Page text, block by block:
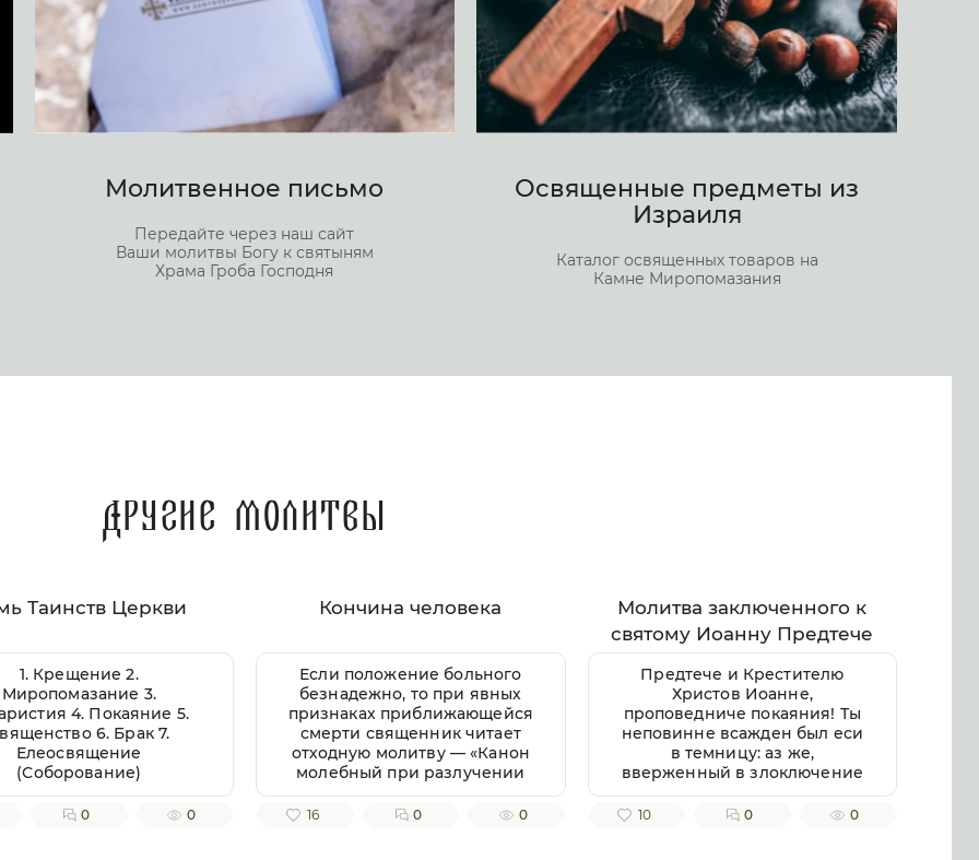
Молитвенное письмо
Передайте через наш сайт
Ваши молитвы Богу к святыням
Храма Гроба Господня
Освященные предметы из
Израиля
Каталог освященных товаров на
Камне Миропомазания
Другие молитвы
Таинств Церкви
1. Крещение 2.
Миропомазание 3.
4. Покаяние 5.
6. Брак 7.
Елеосвящение
(Соборование)
0 0
Кончина человека
Если положение больного
безнадежно, то при явных
признаках приближающейся
смерти священник читает
отходную молитву — «Канон
молебный при разлучении
души от тела» или более
полно он называется «Канон
16 0 0
Молитва заключенного к
святому Иоанну Предтече
Предтече и Крестителю
Христов Иоанне,
проповедниче покаяния! Ты
неповинне всажден был еси
в темницу: аз же,
вверженный в злоключение
сие, достойное по делом
моим приемлю, яко
10 0 0